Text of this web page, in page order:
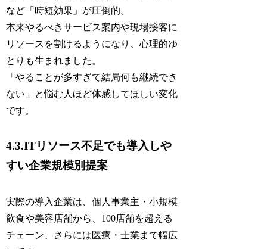
など「時短効果」が圧倒的。
本来やるべきサービス案内や現場接客に
リソースを割けるようになり、心理的ゆ
とりも生まれました。
「やることが多すぎて結局何も継続でき
ない」と悩む人ほど体感してほしい変化
です。
4.3.ITリソース不足でも導入しや
すい企業規模別提案
実際の導入企業は、個人事業主・小規模
飲食や美容店舗から、100店舗を超える
チェーン、さらには医療・士業まで幅広